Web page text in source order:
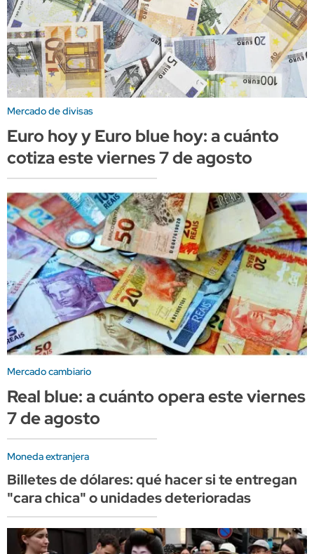
Mercado de divisas
Euro hoy y Euro blue hoy: a cuánto
cotiza este viernes 7 de agosto
Mercado cambiario
Real blue: a cuánto opera este viernes
7 de agosto
Moneda extranjera
Billetes de dólares: qué hacer si te entregan
"cara chica" o unidades deterioradas